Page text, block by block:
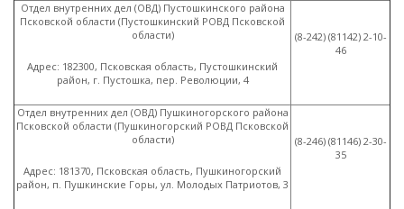
Отдел внутренних дел (ОВД) Пустошкинского района
Псковской области (Пустошкинский РОВД Псковской
области)
Адрес: 182300, Псковская область, Пустошкинский
район, г. Пустошка, пер. Революции, 4
(8-242) (81142) 2-10-
46
Отдел внутренних дел (ОВД) Пушкиногорского района
Псковской области (Пушкиногорский РОВД Псковской
области)
Адрес: 181370, Псковская область, Пушкиногорский
район, п. Пушкинские Горы, ул. Молодых Патриотов, 3
(8-246) (81146) 2-30-
35